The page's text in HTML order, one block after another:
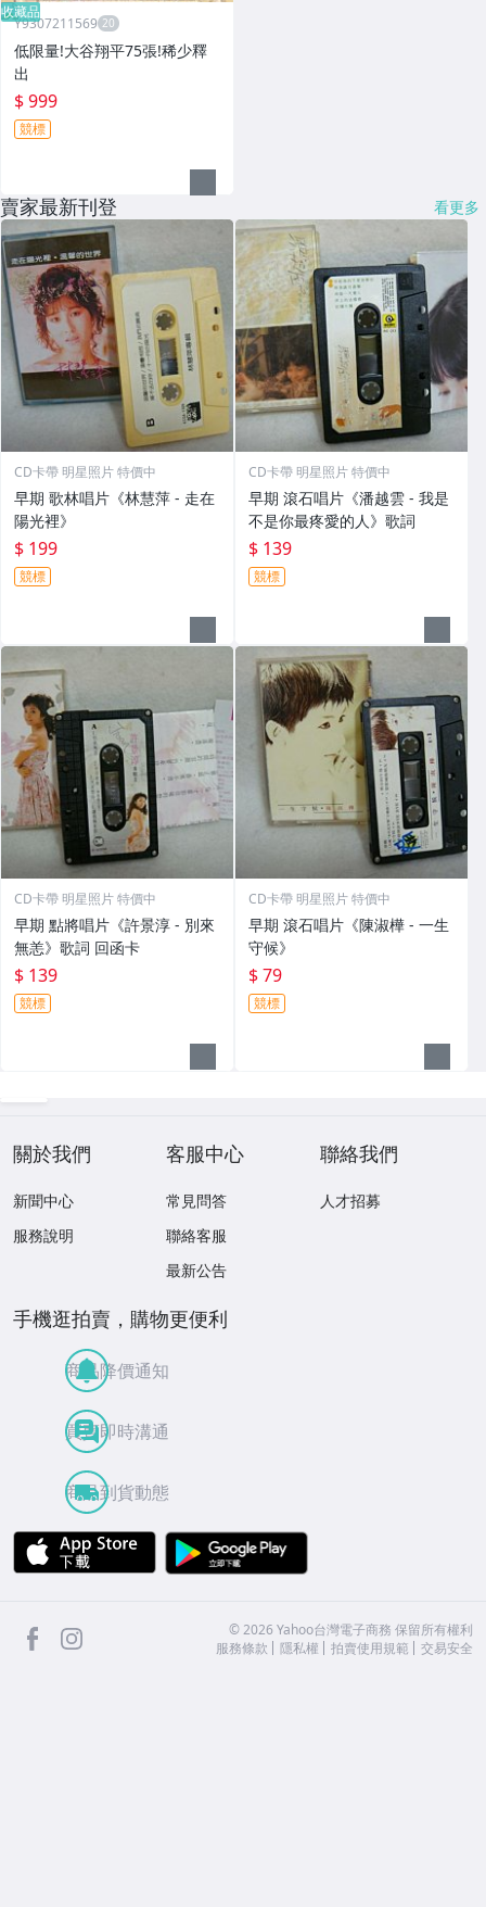
收藏品
Y9307211569
低限量!大谷翔平75張!稀少釋
出
$ 999
競標
賣家最新刊登 看更多
CD卡帶 明星照片 特價中
早期 歌林唱片《林慧萍 - 走在
陽光裡》
$ 199
競標
CD卡帶 明星照片 特價中
早期 滾石唱片《潘越雲 - 我是
不是你最疼愛的人》歌詞
$ 139
競標
CD卡帶 明星照片 特價中
早期 點將唱片《許景淳 - 別來
無恙》歌詞 回函卡
$ 139
競標
CD卡帶 明星照片 特價中
早期 滾石唱片《陳淑樺 - 一生
守候》
$ 79
競標
關於我們
新聞中心
服務說明
客服中心
常見問答
聯絡客服
最新公告
聯絡我們
人才招募
手機逛拍賣，購物更便利
商品降價通知
買賣即時溝通
商品到貨動態
APP Store
facebook ©2026 Yahoo台灣電子商務 保留所有權利
服務條款
隱私權 拍賣使用規範 交易安全